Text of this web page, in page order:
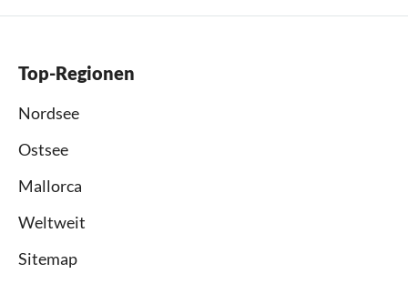
Top-Regionen
Nordsee
Ostsee
Mallorca
Weltweit
Sitemap